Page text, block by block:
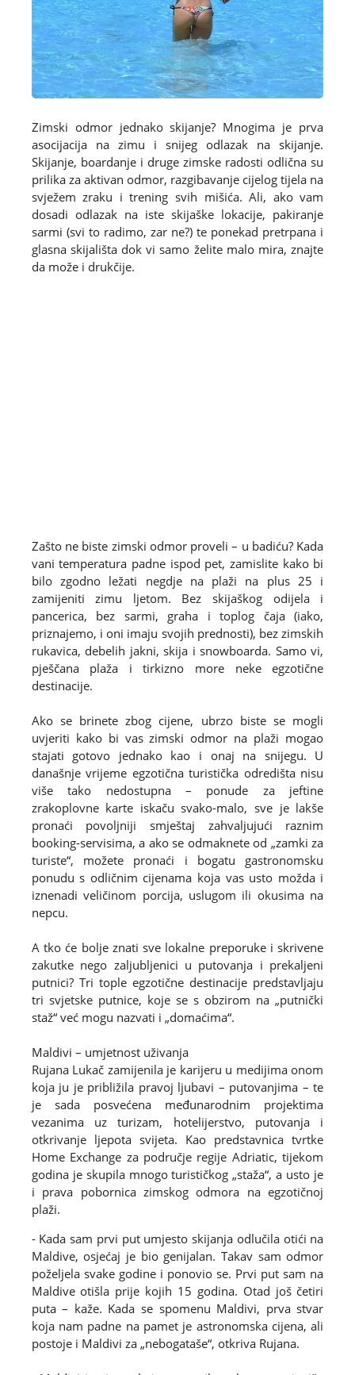
Zimski odmor jednako skijanje? Mnogima je prva
asocijacija na zimu i snijeg odlazak na skijanje.
Skijanje, boardanje i druge zimske radosti odlična su
prilika za aktivan odmor, razgibavanje cijelog tijela na
svježem zraku i trening svih mišića. Ali, ako vam
dosadi odlazak na iste skijaške lokacije, pakiranje
sarmi (svi to radimo, zar ne?) te ponekad pretrpana i
glasna skijališta dok vi samo želite malo mira, znajte
da može i drukčije.
Zašto ne biste zimski odmor proveli – u badiću? Kada
vani temperatura padne ispod pet, zamislite kako bi
bilo zgodno ležati negdje na plaži na plus 25 i
zamijeniti zimu ljetom. Bez skijaškog odijela i
pancerica, bez sarmi, graha i toplog čaja (iako,
priznajemo, i oni imaju svojih prednosti), bez zimskih
rukavica, debelih jakni, skija i snowboarda. Samo vi,
pješčana plaža i tirkizno more neke egzotične
destinacije.
Ako se brinete zbog cijene, ubrzo biste se mogli
uvjeriti kako bi vas zimski odmor na plaži mogao
stajati gotovo jednako kao i onaj na snijegu. U
današnje vrijeme egzotična turistička odredišta nisu
više tako nedostupna – ponude za jeftine
zrakoplovne karte iskaču svako-malo, sve je lakše
pronaći povoljniji smještaj zahvaljujući raznim
booking-servisima, a ako se odmaknete od „zamki za
turiste“, možete pronaći i bogatu gastronomsku
ponudu s odličnim cijenama koja vas usto možda i
iznenadi veličinom porcija, uslugom ili okusima na
nepcu.
A tko će bolje znati sve lokalne preporuke i skrivene
zakutke nego zaljubljenici u putovanja i prekaljeni
putnici? Tri tople egzotične destinacije predstavljaju
tri svjetske putnice, koje se s obzirom na „putnički
staž“ već mogu nazvati i „domaćima“.
Maldivi – umjetnost uživanja
Rujana Lukač zamijenila je karijeru u medijima onom
koja ju je približila pravoj ljubavi – putovanjima – te
je sada posvećena međunarodnim projektima
vezanima uz turizam, hotelijerstvo, putovanja i
otkrivanje ljepota svijeta. Kao predstavnica tvrtke
Home Exchange za područje regije Adriatic, tijekom
godina je skupila mnogo turističkog „staža“, a usto je
i prava pobornica zimskog odmora na egzotičnoj
plaži.
- Kada sam prvi put umjesto skijanja odlučila otići na
Maldive, osjećaj je bio genijalan. Takav sam odmor
poželjela svake godine i ponovio se. Prvi put sam na
Maldive otišla prije kojih 15 godina. Otad još četiri
puta – kaže. Kada se spomenu Maldivi, prva stvar
koja nam padne na pamet je astronomska cijena, ali
postoje i Maldivi za „nebogataše“, otkriva Rujana.